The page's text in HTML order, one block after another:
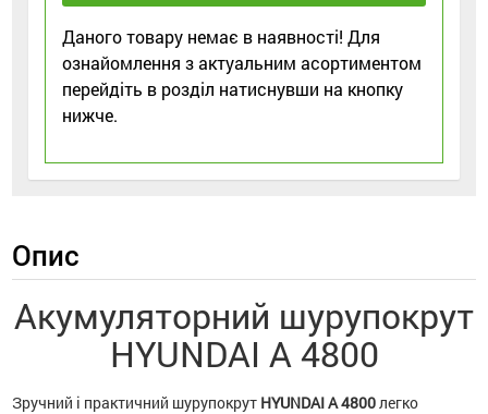
Даного товару немає в наявності! Для
ознайомлення з актуальним асортиментом
перейдіть в розділ натиснувши на кнопку
нижче.
Опис
Акумуляторний шурупокрут
HYUNDAI A 4800
Зручний і практичний шурупокрут HYUNDAI A 4800легко